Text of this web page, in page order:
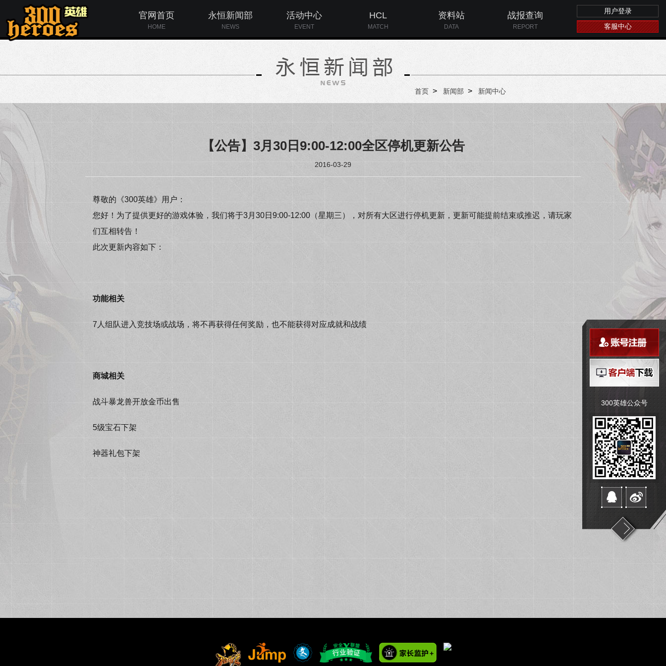
官网首页
HOME
永恒新闻部
NEWS
活动中心
EVENT
HCL
MATCH
资料站
DATA
战报查询
REPORT
用户登录
客服中心
首页 > 新闻部 > 新闻中心
【公告】3月30日9:00-12:00全区停机更新公告
2016-03-29
尊敬的《300英雄》用户：
您好！为了提供更好的游戏体验，我们将于3月30日9:00-12:00（星期三），对所有大区进行停机更新，更新可能提前结束或推迟，请玩家
们互相转告！
此次更新内容如下：
功能相关
7人组队进入竞技场或战场，将不再获得任何奖励，也不能获得对应成就和战绩
商城相关
战斗暴龙兽开放金币出售
5级宝石下架
神器礼包下架
300英雄公众号